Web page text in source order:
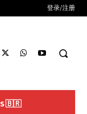
登录/注册
🇧🇷